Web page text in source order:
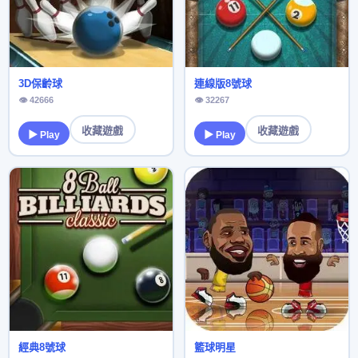
3D保齡球
👁 42666
▶ Play 收藏遊戲
連線版8號球
👁 32267
▶ Play 收藏遊戲
經典8號球 籃球明星